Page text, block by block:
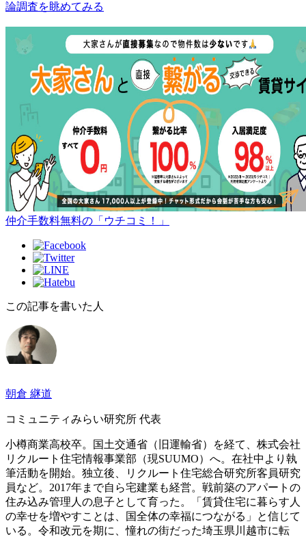
論調査を眺めてみる
仲介手数料無料の「ウチコミ！」
この記事を書いた人
朝倉 継道
コミュニティみらい研究所 代表
小樽商業高校卒。国土交通省（旧運輸省）を経て、株式会社
リクルート住宅情報事業部（現SUUMO）へ。在社中より執
筆活動を開始。独立後、リクルート住宅総合研究所客員研究
員など。2017年まで自ら宅建業も経営。戦前築のアパートの
住み込み管理人の息子として育った。「賃貸住宅に暮らす人
の幸せを増やすことは、国全体の幸福につながる」と信じて
いる。令和改元を期に、憧れの街だった埼玉県川越市に転